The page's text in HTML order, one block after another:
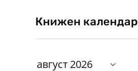
Книжен календар